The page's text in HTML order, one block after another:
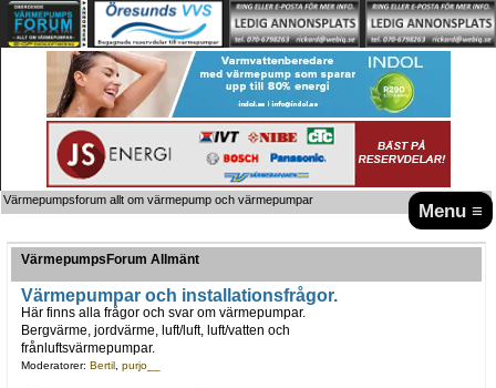
Menu ≡
Värmepumpsforum allt om värmepump och värmepumpar
VärmepumpsForum Allmänt
Värmepumpar och installationsfrågor.
Här finns alla frågor och svar om värmepumpar.
Bergvärme, jordvärme, luft/luft, luft/vatten och
frånluftsvärmepumpar.
Moderatorer: Bertil, purjo__